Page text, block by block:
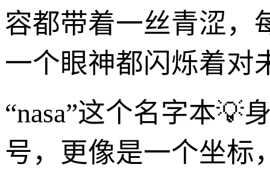
容都带着一丝青涩，
一个眼神都闪烁着对
“nasa”这个名字本💡
号，更像是一个坐标